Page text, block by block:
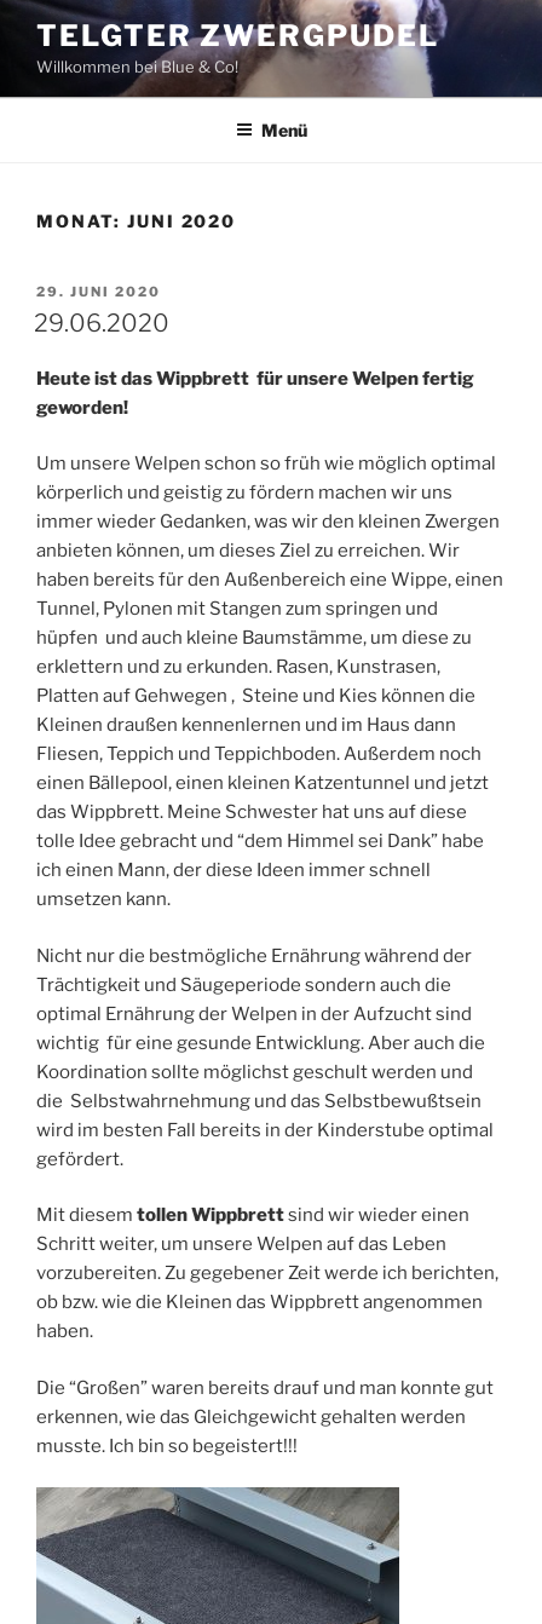
Zum
Inhalt
springen
TELGTER ZWERGPUDEL
Willkommen bei Blue & Co!
Menü
MONAT: JUNI 2020
VERÖFFENTLICHT
AM
29. JUNI 2020
29.06.2020
Heute ist das Wippbrett für unsere Welpen fertig
geworden!
Um unsere Welpen schon so früh wie möglich optimal
körperlich und geistig zu fördern machen wir uns
immer wieder Gedanken, was wir den kleinen Zwergen
anbieten können, um dieses Ziel zu erreichen. Wir
haben bereits für den Außenbereich eine Wippe, einen
Tunnel, Pylonen mit Stangen zum springen und
hüpfen und auch kleine Baumstämme, um diese zu
erklettern und zu erkunden. Rasen, Kunstrasen,
Platten auf Gehwegen , Steine und Kies können die
Kleinen draußen kennenlernen und im Haus dann
Fliesen, Teppich und Teppichboden. Außerdem noch
einen Bällepool, einen kleinen Katzentunnel und jetzt
das Wippbrett. Meine Schwester hat uns auf diese
tolle Idee gebracht und “dem Himmel sei Dank” habe
ich einen Mann, der diese Ideen immer schnell
umsetzen kann.
Nicht nur die bestmögliche Ernährung während der
Trächtigkeit und Säugeperiode sondern auch die
optimal Ernährung der Welpen in der Aufzucht sind
wichtig für eine gesunde Entwicklung. Aber auch die
Koordination sollte möglichst geschult werden und
die Selbstwahrnehmung und das Selbstbewußtsein
wird im besten Fall bereits in der Kinderstube optimal
gefördert.
Mit diesem tollen Wippbrettsind wir wieder einen
Schritt weiter, um unsere Welpen auf das Leben
vorzubereiten. Zu gegebener Zeit werde ich berichten,
ob bzw. wie die Kleinen das Wippbrett angenommen
haben.
Die “Großen” waren bereits drauf und man konnte gut
erkennen, wie das Gleichgewicht gehalten werden
musste. Ich bin so begeistert!!!